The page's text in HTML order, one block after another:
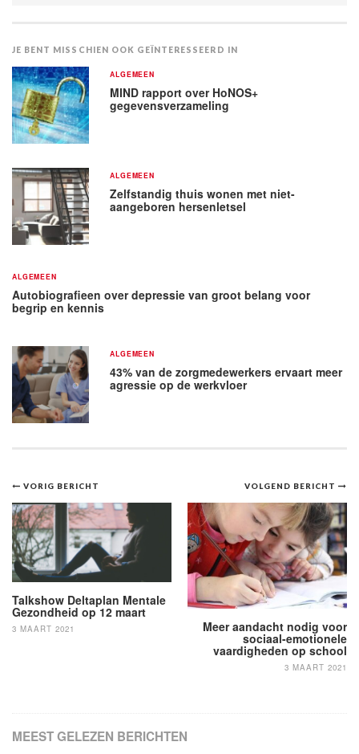
JE BENT MISSCHIEN OOK GEÏNTERESSEERD IN
ALGEMEEN
MIND rapport over HoNOS+
gegevensverzameling
ALGEMEEN
Zelfstandig thuis wonen met niet-
aangeboren hersenletsel
ALGEMEEN
Autobiografieen over depressie van groot belang voor
begrip en kennis
ALGEMEEN
43% van de zorgmedewerkers ervaart meer
agressie op de werkvloer
Bericht
navigatie
VOLGEND BERICHT
Meer aandacht nodig voor
sociaal-emotionele
vaardigheden op school
3 MAART 2021
VORIG BERICHT
Talkshow Deltaplan Mentale
Gezondheid op 12 maart
3 MAART 2021
MEEST GELEZEN BERICHTEN